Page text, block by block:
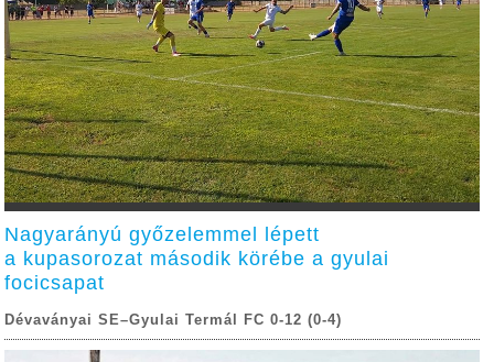
Nagyarányú győzelemmel lépett
a kupasorozat második körébe a gyulai
focicsapat
Dévaványai SE–Gyulai Termál FC 0-12 (0-4)